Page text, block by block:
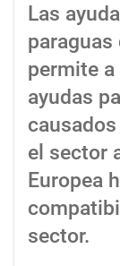
Las
paraguas
permite
ayudas
el sector
Europea
sector.